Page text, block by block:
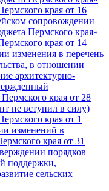
края от 16
сопровождении
Пермского края»
края от 14
изменения в перечень
в отношении
архитектурно-
края от 28
не вступил в силу)
края от 1
изменений в
края от 31
порядков
поддержки,
сельских